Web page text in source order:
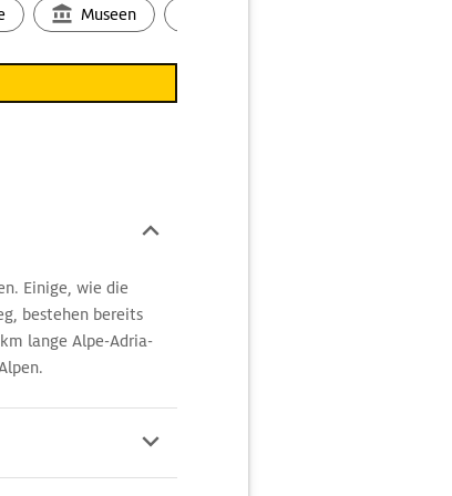
Gletscherwelten am
Tipps und
Tribulaun
anspruchsvolle
Walchenseehinauf
Museen
Einige, wie die
bestehen bereits
lange Alpe-Adria-